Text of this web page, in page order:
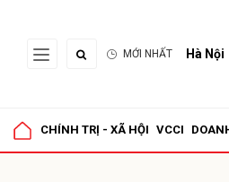
MỚI NHẤT Hà Nội
CHÍNH TRỊ - XÃ HỘI VCCI